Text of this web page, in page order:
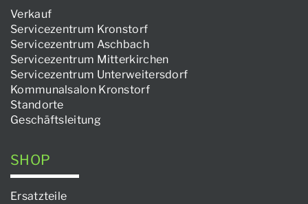
Verkauf
Servicezentrum Kronstorf
Servicezentrum Aschbach
Servicezentrum Mitterkirchen
Servicezentrum Unterweitersdorf
Kommunalsalon Kronstorf
Standorte
Geschäftsleitung
SHOP
Ersatzteile